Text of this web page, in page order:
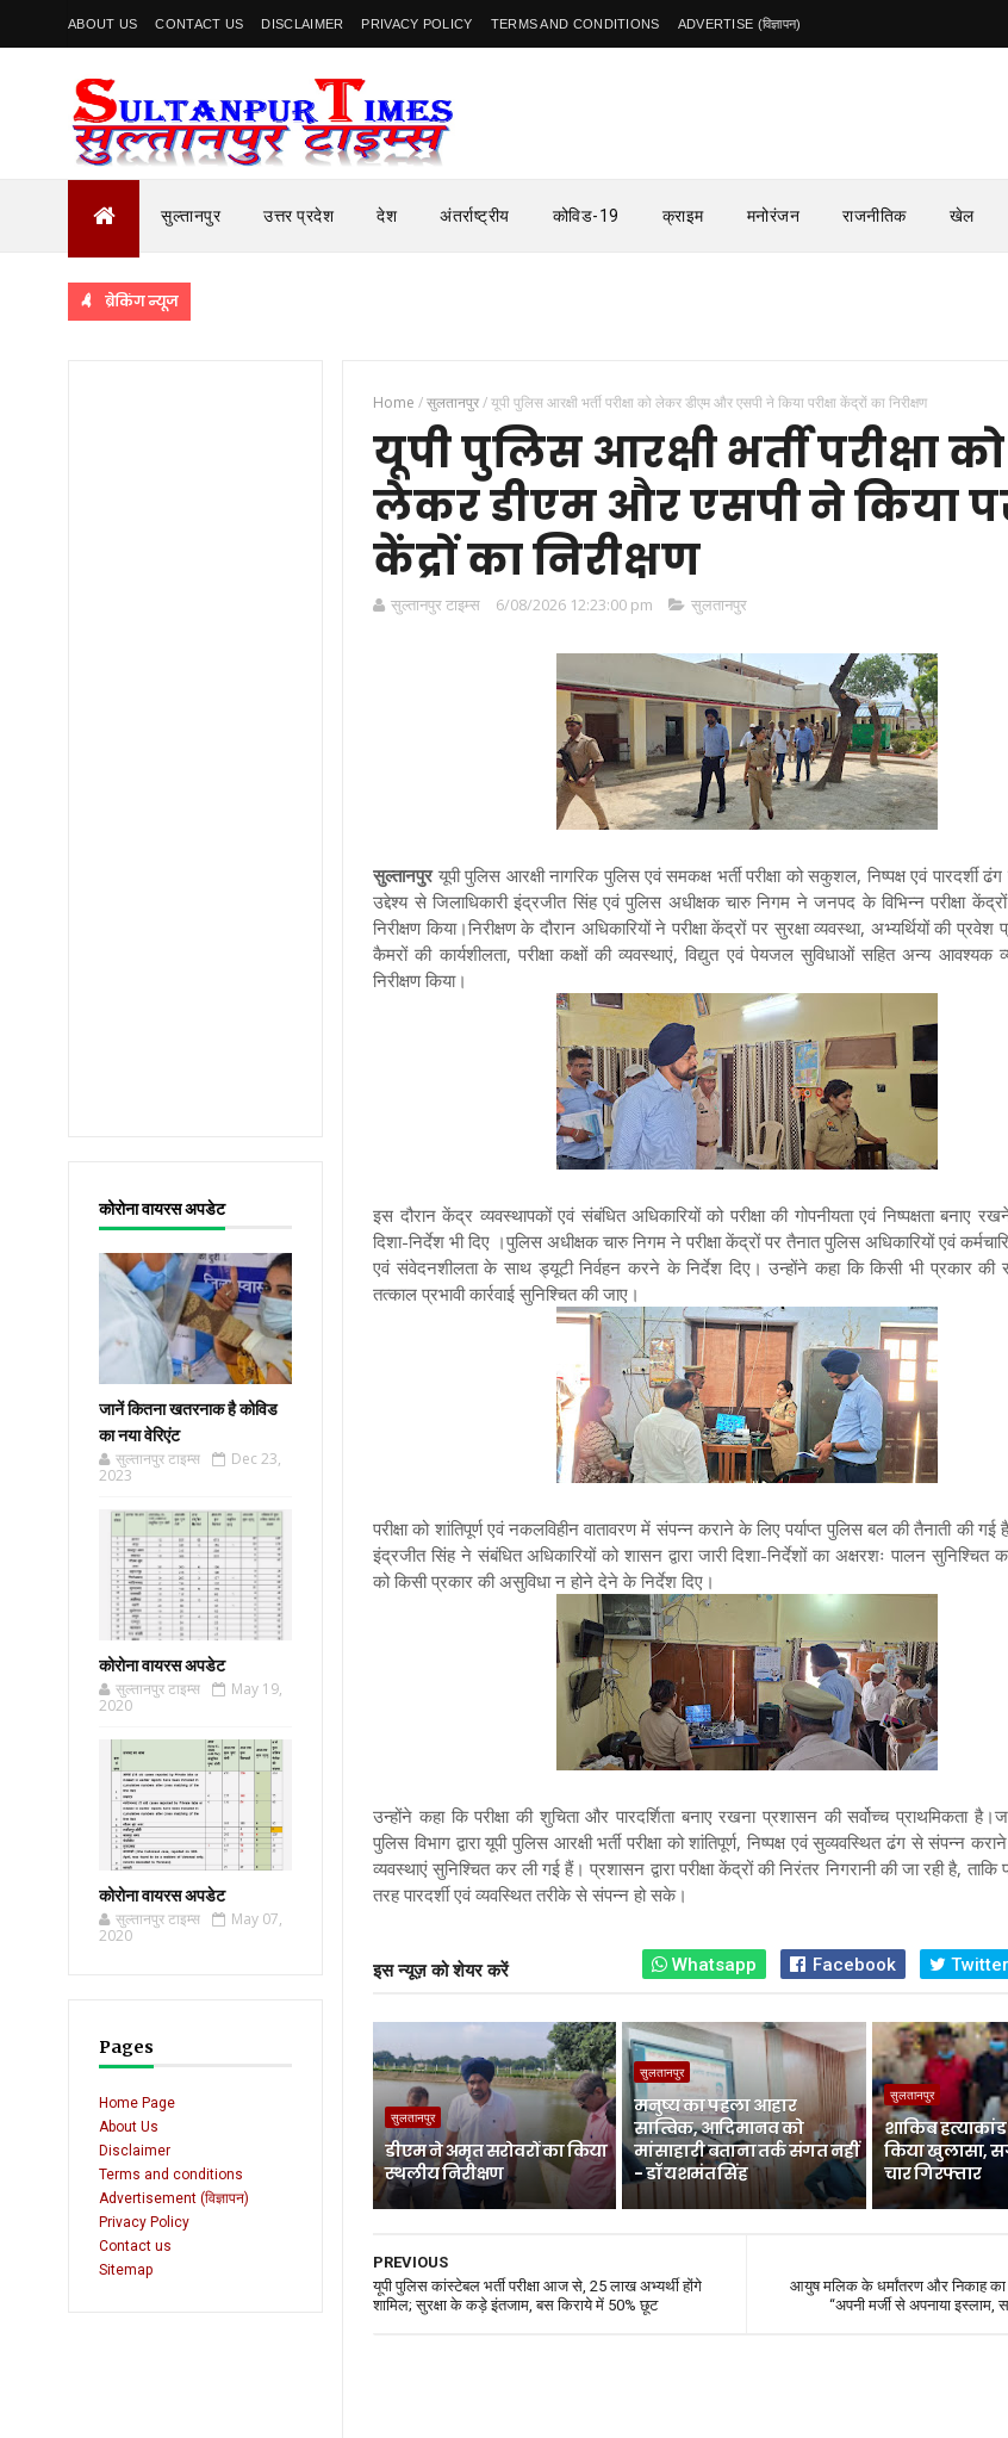
ABOUT US CONTACT US DISCLAIMER PRIVACY POLICY TERMS AND CONDITIONS ADVERTISE (विज्ञापन)
सुल्तानपुर उत्तर प्रदेश देश अंतर्राष्ट्रीय कोविड-19 क्राइम मनोरंजन राजनीतिक खेल
ब्रेकिंग न्यूज
कोरोना वायरस अपडेट
जानें कितना खतरनाक है कोविड
का नया वेरिएंट
सुल्तानपुर टाइम्स
Dec 23,
2023
कोरोना वायरस अपडेट
सुल्तानपुर टाइम्स
May 19,
2020
कोरोना वायरस अपडेट
सुल्तानपुर टाइम्स
May 07,
2020
Pages
Home Page
About Us
Disclaimer
Terms and conditions
Advertisement (विज्ञापन)
Privacy Policy
Contact us
Sitemap
Home /सुलतानपुर/यूपी पुलिस आरक्षी भर्ती परीक्षा को लेकर डीएम और एसपी ने किया परीक्षा केंद्रों का निरीक्षण
यूपी पुलिस आरक्षी भर्ती परीक्षा को
लेकर डीएम और एसपी ने किया
केंद्रों का निरीक्षण
सुल्तानपुर टाइम्स 6/08/2026 12:23:00 pm सुलतानपुर
सुल्तानपुरयूपी पुलिस आरक्षी नागरिक पुलिस एवं समकक्ष भर्ती परीक्षा को सकुशल, निष्पक्ष एवं पारदर्शी
उद्देश्य से जिलाधिकारी इंद्रजीत सिंह एवं पुलिस अधीक्षक चारु निगम ने जनपद के विभिन्न परीक्षा
निरीक्षण किया।निरीक्षण के दौरान अधिकारियों ने परीक्षा केंद्रों पर सुरक्षा व्यवस्था, अभ्यर्थियों की प्रवेश
कैमरों की कार्यशीलता, परीक्षा कक्षों की व्यवस्थाएं, विद्युत एवं पेयजल सुविधाओं सहित अन्य आवश्यक
निरीक्षण किया।
इस दौरान केंद्र व्यवस्थापकों एवं संबंधित अधिकारियों को परीक्षा की गोपनीयता एवं निष्पक्षता
दिशा-निर्देश भी दिए ।पुलिस अधीक्षक चारु निगम ने परीक्षा केंद्रों पर तैनात पुलिस अधिकारियों एवं
एवं संवेदनशीलता के साथ ड्यूटी निर्वहन करने के निर्देश दिए। उन्होंने कहा कि किसी भी प्रकार की
तत्काल प्रभावी कार्रवाई सुनिश्चित की जाए।
परीक्षा को शांतिपूर्ण एवं नकलविहीन वातावरण में संपन्न कराने के लिए पर्याप्त पुलिस बल की तैनाती की गई
इंद्रजीत सिंह ने संबंधित अधिकारियों को शासन द्वारा जारी दिशा-निर्देशों का अक्षरशः पालन सुनिश्चित
को किसी प्रकार की असुविधा न होने देने के निर्देश दिए।
उन्होंने कहा कि परीक्षा की शुचिता और पारदर्शिता बनाए रखना प्रशासन की सर्वोच्च प्राथमिकता
पुलिस विभाग द्वारा यूपी पुलिस आरक्षी भर्ती परीक्षा को शांतिपूर्ण, निष्पक्ष एवं सुव्यवस्थित ढंग से संपन्न
व्यवस्थाएं सुनिश्चित कर ली गई हैं। प्रशासन द्वारा परीक्षा केंद्रों की निरंतर निगरानी की जा रही है, ताकि
तरह पारदर्शी एवं व्यवस्थित तरीके से संपन्न हो सके।
इस न्यूज़ को शेयर करें Whatsapp Facebook Twitter
सुलतानपुर
डीएम ने अमृत सरोवरों का किया
स्थलीय निरीक्षण
सुलतानपुर
मनुष्य का पहला आहार
सात्विक, आदिमानव को
मांसाहारी बताना तर्क संगत नहीं
- डॉ यशमंत सिंह
सुलतानपुर
शाकिब
किया खुलासा,
चार गिरफ्तार
आयुष मलिक के धर्मांतरण और निकाह का
“अपनी मर्जी से अपनाया इस्लाम,
PREVIOUS
यूपी पुलिस कांस्टेबल भर्ती परीक्षा आज से, 25 लाख अभ्यर्थी होंगे
शामिल; सुरक्षा के कड़े इंतजाम, बस किराये में 50% छूट